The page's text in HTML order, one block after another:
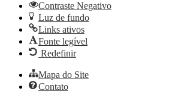
Contraste Negativo
Luz de fundo
Links ativos
Fonte legível
Redefinir
Mapa do Site
Contato